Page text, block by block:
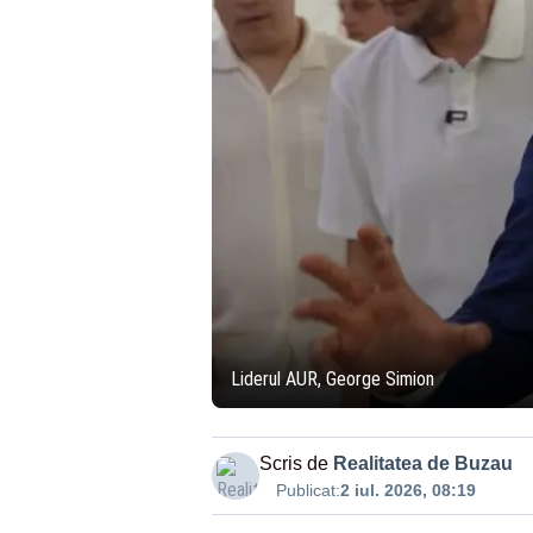
Liderul AUR, George Simion
Scris de Realitatea de Buzau
Publicat:2 iul. 2026, 08:19